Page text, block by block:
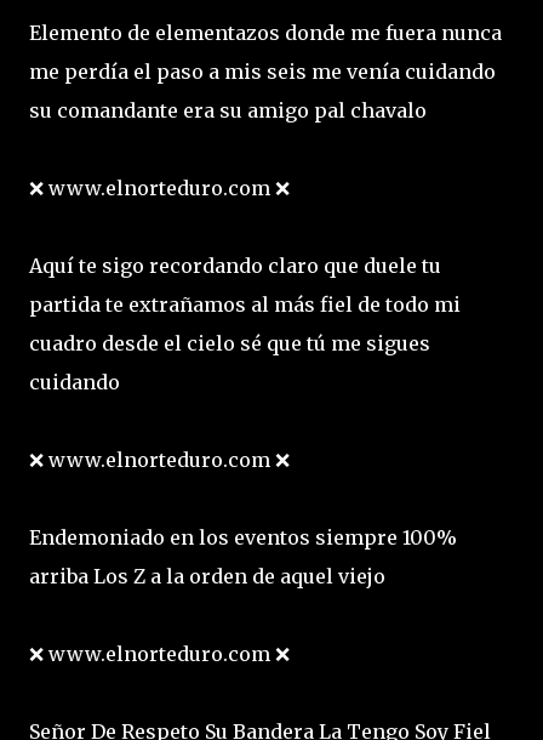
Elemento de elementazos donde me fuera nunca
me perdía el paso a mis seis me venía cuidando
su comandante era su amigo pal chavalo
❌ www.elnorteduro.com ❌
Aquí te sigo recordando claro que duele tu
partida te extrañamos al más fiel de todo mi
cuadro desde el cielo sé que tú me sigues
cuidando
❌ www.elnorteduro.com ❌
Endemoniado en los eventos siempre 100%
arriba Los Z a la orden de aquel viejo
❌ www.elnorteduro.com ❌
Señor De Respeto Su Bandera La Tengo Soy Fiel